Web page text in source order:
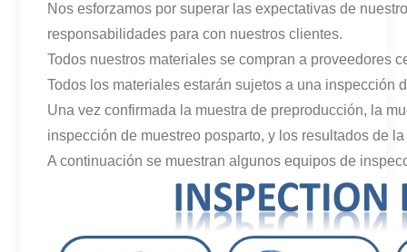
Nos esforzamos por superar las expectativas de
responsabilidades para con nuestros clientes.
Todos nuestros materiales se compran a proveedores
Todos los materiales estarán sujetos a una inspección
Una vez confirmada la muestra de preproducción, la
inspección de muestreo posparto, y los resultados de
A continuación se muestran algunos equipos de